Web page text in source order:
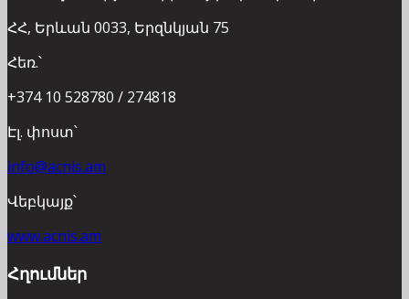
ՀՀ, Երևան 0033, Երզնկյան 75
Հեռ.՝
+374 10 528780 / 274818
Էլ. փոստ՝
info@acnis.am
Վեբկայք՝
www.acnis.am
Հղումներ